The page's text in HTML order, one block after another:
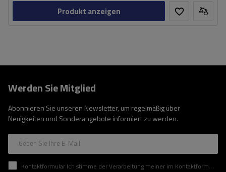
Produkt anzeigen
Werden Sie Mitglied
Abonnieren Sie unseren Newsletter, um regelmäßig über
Neuigkeiten und Sonderangebote informiert zu werden.
Geben Sie Ihre E-Mail
Kontaktformular Ich stimme der Verarbeitung meiner im Kontaktformular enthaltenen personenbezogenen Daten gemäß der Verordnung (EU) des Europäischen Parlaments und des Rates zu.